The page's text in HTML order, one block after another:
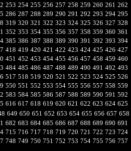
253 254 255 256 257 258 259 260 261 262
286 287 288 289 290 291 292 293 294 295
319 320 321 322 323 324 325 326 327 328
352 353 354 355 356 357 358 359 360 361
385 386 387 388 389 390 391 392 393 394
418 419 420 421 422 423 424 425 426 427
451 452 453 454 455 456 457 458 459 460
484 485 486 487 488 489 490 491 492 493
517 518 519 520 521 522 523 524 525 526
550 551 552 553 554 555 556 557 558 559
583 584 585 586 587 588 589 590 591 592
616 617 618 619 620 621 622 623 624 625
649 650 651 652 653 654 655 656 657 658
682 683 684 685 686 687 688 689 690 691
715 716 717 718 719 720 721 722 723 724
748 749 750 751 752 753 754 755 756 757